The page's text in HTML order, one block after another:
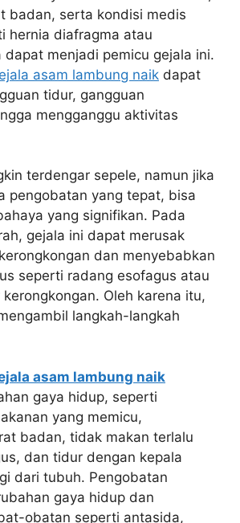
badan, serta kondisi medis
hernia diafragma atau
dapat menjadi pemicu gejala ini.
asam lambung naik dapat
tidur, gangguan
mengganggu aktivitas
terdengar sepele, namun jika
pengobatan yang tepat, bisa
yang signifikan. Pada
gejala ini dapat merusak
dan menyebabkan
seperti radang esofagus atau
Oleh karena itu,
langkah-langkah
asam lambung naik
gaya hidup, seperti
yang memicu,
badan, tidak makan terlalu
dan tidur dengan kepala
dari tubuh. Pengobatan
gaya hidup dan
obatan seperti antasida,